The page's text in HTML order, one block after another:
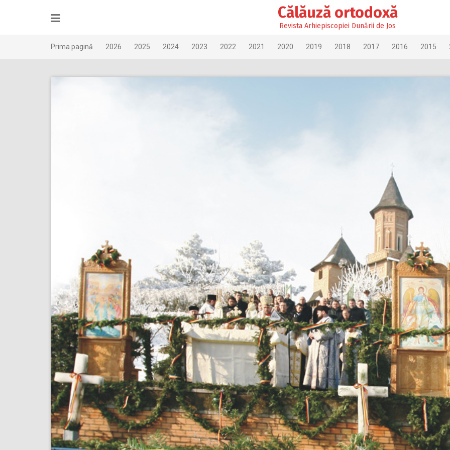
Călăuză ortodoxă
Revista Arhiepiscopiei Dunării de Jos
Prima pagină 2026 2025 2024 2023 2022 2021 2020 2019 2018 2017 2016 2015